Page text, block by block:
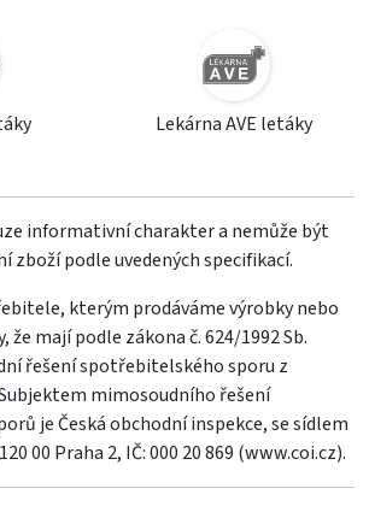
Lekárna AVE letáky
informativní charakter a nemůže být
zboží podle uvedených specifikací.
kterým prodáváme výrobky nebo
že mají podle zákona č. 624/1992 Sb.
řešení spotřebitelského sporu z
mimosoudního řešení
je Česká obchodní inspekce, se sídlem
00 Praha 2, IČ: 000 20 869 (www.coi.cz).